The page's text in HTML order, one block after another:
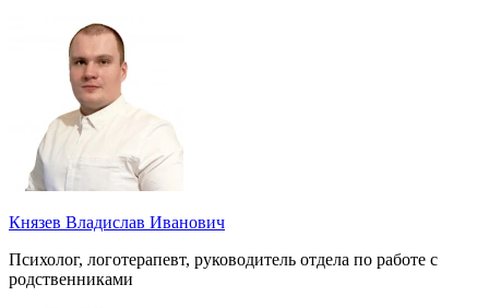
Князев Владислав Иванович
Психолог, логотерапевт, руководитель отдела по работе с
родственниками